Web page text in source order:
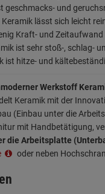
geschmacks- und
Keramik lässt sich leicht
Kraft- und Zeitaufwand
ist sehr stoß-, schlag-
ist hitze- und
Werkstoff
Keramik mit der
(Einbau unter die
mit Handbetätigung,
die Arbeitsplatte
oder neben